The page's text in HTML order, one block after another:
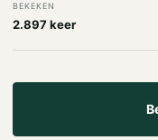
BEKEKEN
2.897 keer